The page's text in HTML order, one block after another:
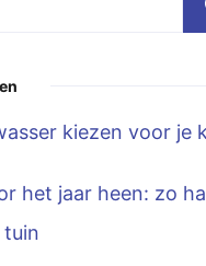
kiezen voor je
het jaar heen: zo
tuin